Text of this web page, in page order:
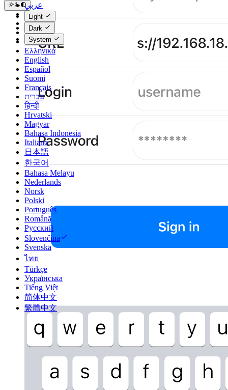
عربي
Català
Čeština
Dansk
Deutsch
Ελληνικά
English
Español
Suomi
Français
עברית
हिन्दी
Hrvatski
Magyar
Bahasa Indonesia
Italiano
日本語
한국어
Bahasa Melayu
Nederlands
Norsk
Polski
Português
Română
Русский
Slovenčina
Svenska
ไทย
Türkçe
Українська
Tiếng Việt
简体中文
繁體中文
Light
Dark
System